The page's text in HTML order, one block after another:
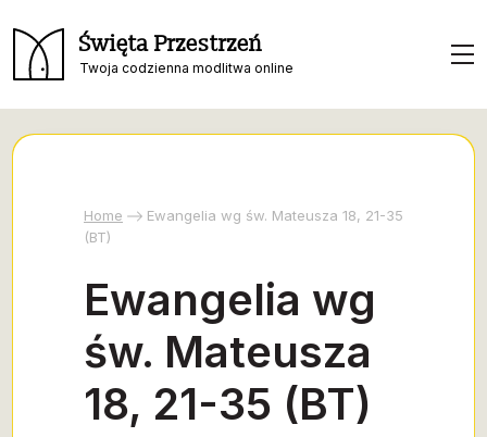
Święta Przestrzeń
Twoja codzienna modlitwa online
Home
Ewangelia wg św. Mateusza 18, 21-35
(BT)
Ewangelia wg
św. Mateusza
18, 21-35 (BT)